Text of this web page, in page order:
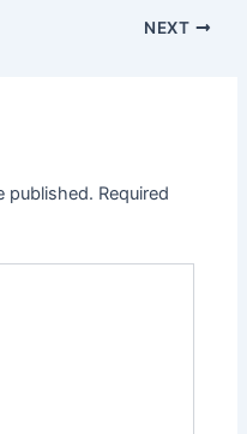
NEXT
published. Required